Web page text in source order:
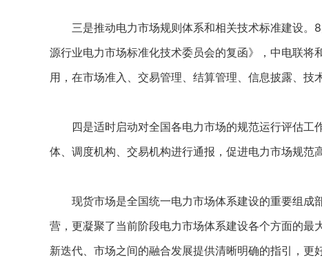
三是推动电力市场规则体系和相关技术标准建设。8
源行业电力市场标准化技术委员会的复函》，中电联
用，在市场准入、交易管理、结算管理、信息披露、技
四是适时启动对全国各电力市场的规范运行评估工
体、调度机构、交易机构进行通报，促进电力市场规范
现货市场是全国统一电力市场体系建设的重要组成
营，更凝聚了当前阶段电力市场体系建设各个方面的
新迭代、市场之间的融合发展提供清晰明确的指引，更